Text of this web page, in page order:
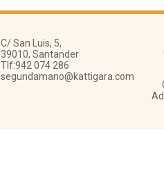
C/ San Luis, 5,
39010, Santander
Tlf:942 074 286
segundamano@kattigara.com